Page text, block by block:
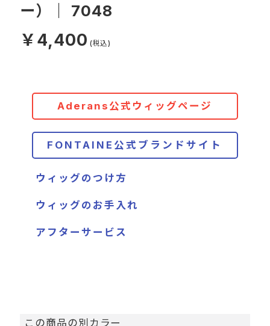
ー）｜ 7048
￥4,400
Aderans公式ウィッグページ
FONTAINE公式ブランドサイト
ウィッグのつけ方
ウィッグのお手入れ
アフターサービス
この商品の別カラー